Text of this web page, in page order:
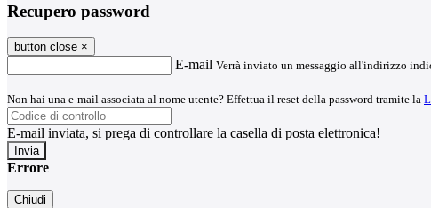
Recupero password
button close ×
E-mail Verrà inviato un messaggio all'indirizzo
Non hai una e-mail associata al nome utente? Effettua il reset della password tramite la
E-mail inviata, si prega di controllare la casella di posta elettronica!
Errore
Chiudi